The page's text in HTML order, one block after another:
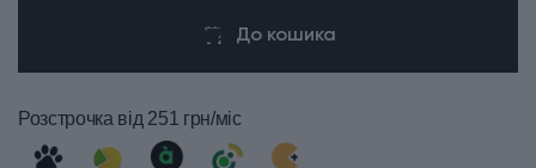
До кошика
Розстрочка від 251 грн/міс